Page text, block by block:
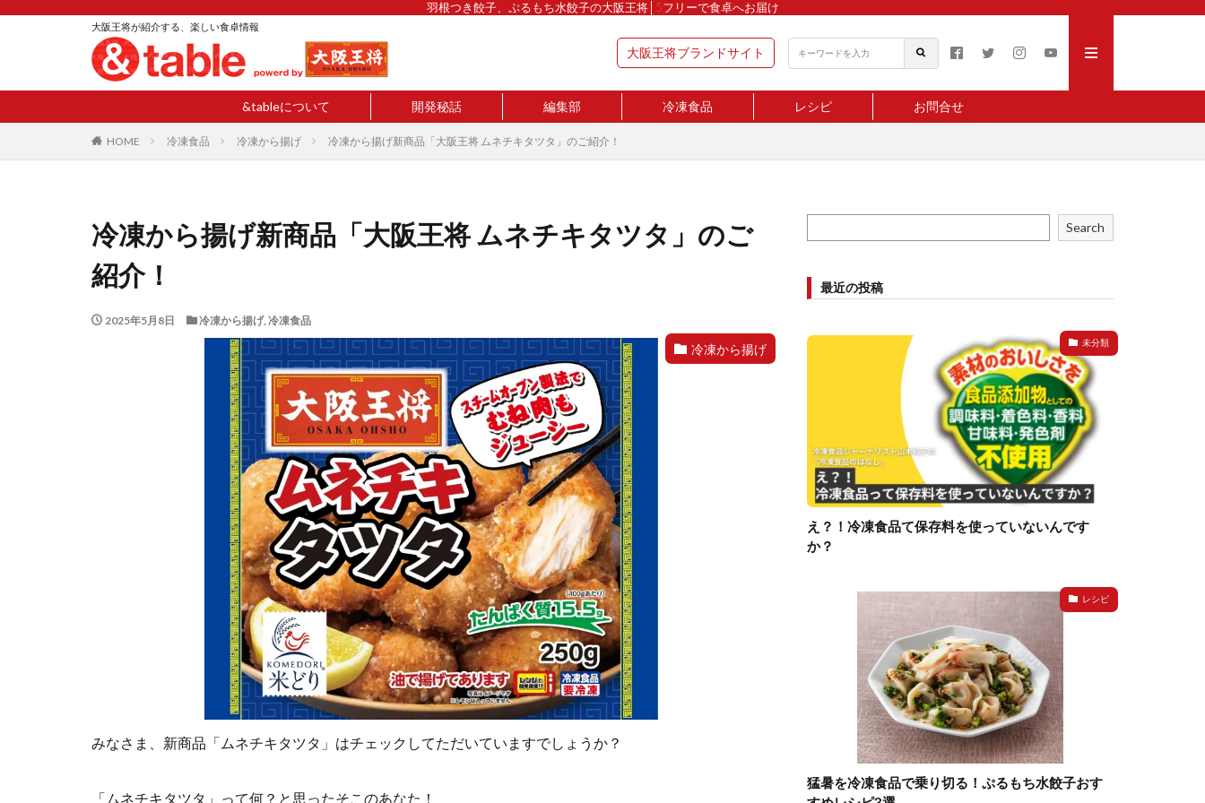
羽根つき餃子、ぷるもち水餃子の大阪王将│5フリーで食卓へお届け
大阪王将が紹介する、楽しい食卓情報
大阪王将ブランドサイト
&tableについて 開発秘話 編集部 冷凍食品 レシピ お問合せ
HOME 冷凍食品 冷凍から揚げ 冷凍から揚げ新商品「大阪王将 ムネチキタツタ」のご紹介！
冷凍から揚げ新商品「大阪王将 ムネチキタツタ」のご
紹介！
2025年5月8日 冷凍から揚げ, 冷凍食品
冷凍から揚げ
みなさま、新商品「ムネチキタツタ」はチェックしてただいていますでしょうか？
「ムネチキタツタ」って何？と思ったそこのあなた！
Search
最近の投稿
未分類
え？！冷凍食品て保存料を使っていないんです
か？
レシピ
猛暑を冷凍食品で乗り切る！ぷるもち水餃子おす